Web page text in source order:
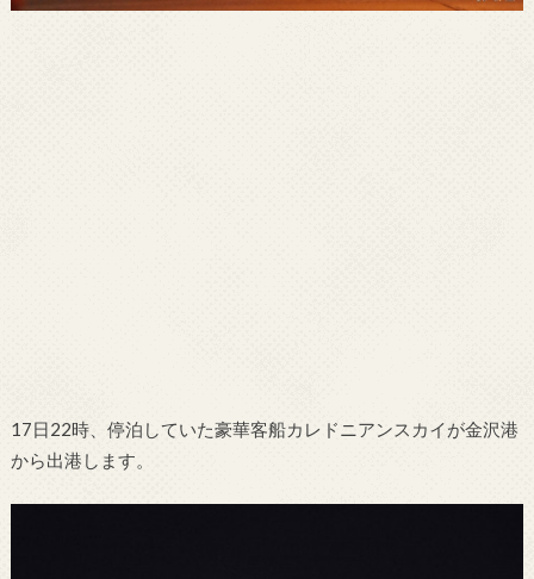
17日22時、停泊していた豪華客船カレドニアンスカイが金沢港
から出港します。